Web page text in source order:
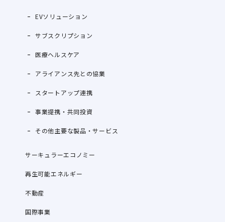
EVソリューション
サブスクリプション
医療ヘルスケア
アライアンス先との協業
スタートアップ連携
事業提携・共同投資
その他主要な製品・サービス
サーキュラーエコノミー
再生可能エネルギー
不動産
国際事業